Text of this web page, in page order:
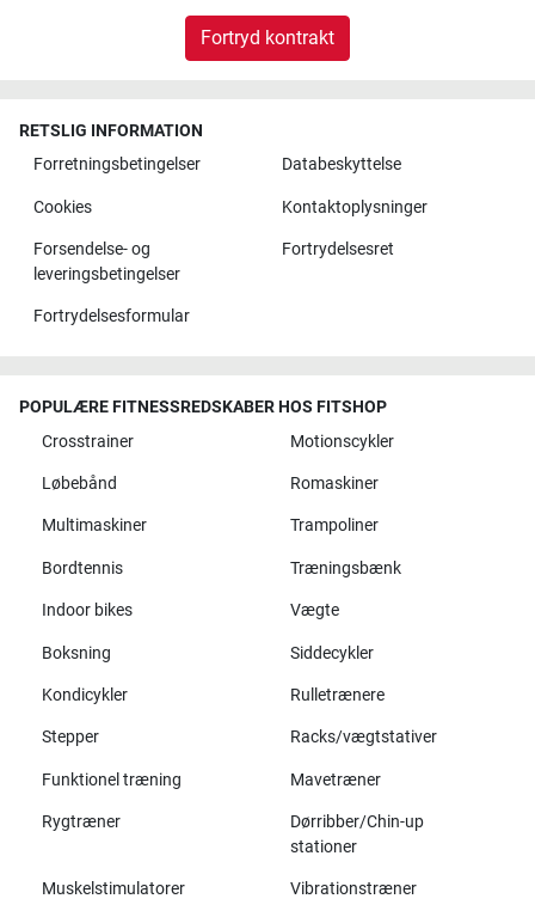
Fortryd kontrakt
RETSLIG INFORMATION
Forretningsbetingelser
Databeskyttelse
Cookies Kontaktoplysninger
Forsendelse- og
leveringsbetingelser
Fortrydelsesret
Fortrydelsesformular
POPULÆRE FITNESSREDSKABER HOS FITSHOP
Crosstrainer
Motionscykler
Løbebånd Romaskiner
Multimaskiner Trampoliner
Bordtennis Træningsbænk
Indoor bikes Vægte
Boksning Siddecykler
Kondicykler Rulletrænere
Stepper Racks/vægtstativer
Funktionel træning Mavetræner
Rygtræner
Dørribber/Chin-up
stationer
Muskelstimulatorer Vibrationstræner